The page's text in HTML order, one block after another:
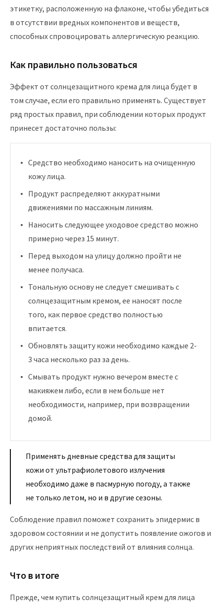
этикетку, расположенную на флаконе, чтобы убедиться
в отсутствии вредных компонентов и веществ,
способных спровоцировать аллергическую реакцию.
Как правильно пользоваться
Эффект от солнцезащитного крема для лица будет в
том случае, если его правильно применять. Существует
ряд простых правил, при соблюдении которых продукт
принесет достаточно пользы:
Средство необходимо наносить на очищенную
кожу лица.
Продукт распределяют аккуратными
движениями по массажным линиям.
Наносить следующее уходовое средство можно
примерно через 15 минут.
Перед выходом на улицу должно пройти не
менее получаса.
Тональную основу не следует смешивать с
солнцезащитным кремом, ее наносят после
того, как первое средство полностью
впитается.
Обновлять защиту кожи необходимо каждые 2-
3 часа несколько раз за день.
Смывать продукт нужно вечером вместе с
макияжем либо, если в нем больше нет
необходимости, например, при возвращении
домой.
Применять дневные средства для защиты
кожи от ультрафиолетового излучения
необходимо даже в пасмурную погоду, а также
не только летом, но и в другие сезоны.
Соблюдение правил поможет сохранить эпидермис в
здоровом состоянии и не допустить появление ожогов и
других неприятных последствий от влияния солнца.
Что в итоге
Прежде, чем купить солнцезащитный крем для лица